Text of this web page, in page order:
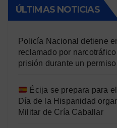
ÚLTIMAS NOTICIAS
Policía Nacional detiene
reclamado por
prisión durante un
Écija se prepara para
Día de la Hispanidad
Militar de Cría Caballar